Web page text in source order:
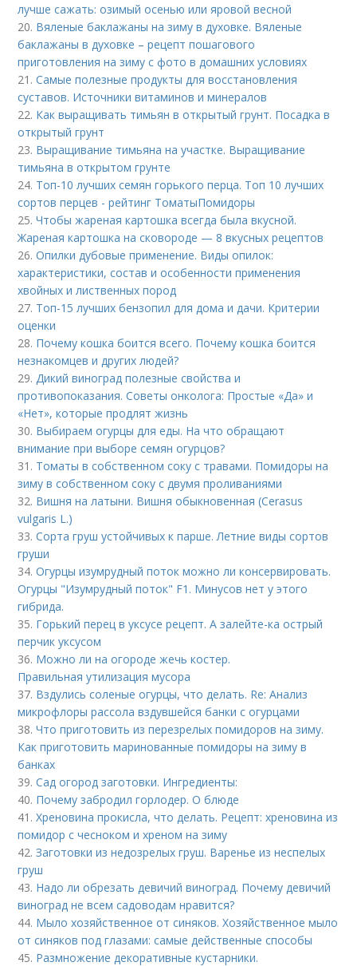
лучше сажать: озимый осенью или яровой весной
20. Вяленые баклажаны на зиму в духовке. Вяленые
баклажаны в духовке – рецепт пошагового
приготовления на зиму с фото в домашних условиях
21.Самые полезные продукты для восстановления
суставов. Источники витаминов и минералов
22. Как выращивать тимьян в открытый грунт. Посадка в
открытый грунт
23. Выращивание тимьяна на участке. Выращивание
тимьяна в открытом грунте
24. Топ-10 лучших семян горького перца. Топ 10 лучших
сортов перцев - рейтинг ТоматыПомидоры
25.Чтобы жареная картошка всегда была вкусной.
Жареная картошка на сковороде — 8 вкусных рецептов
26.Опилки дубовые применение. Виды опилок:
характеристики, состав и особенности применения
хвойных и лиственных пород
27. Топ-15 лучших бензопил для дома и дачи. Критерии
оценки
28. Почему кошка боится всего. Почему кошка боится
незнакомцев и других людей?
29.Дикий виноград полезные свойства и
противопоказания. Советы онколога: Простые «Да» и
«Нет», которые продлят жизнь
30. Выбираем огурцы для еды. На что обращают
внимание при выборе семян огурцов?
31. Томаты в собственном соку с травами. Помидоры на
зиму в собственном соку с двумя проливаниями
32. Вишня на латыни. Вишня обыкновенная (Cerasus
vulgaris L.)
33.Сорта груш устойчивых к парше. Летние виды сортов
груши
34.Огурцы изумрудный поток можно ли консервировать.
Огурцы "Изумрудный поток" F1. Минусов нет у этого
гибрида.
35. Горький перец в уксусе рецепт. А залейте-ка острый
перчик уксусом
36. Можно ли на огороде жечь костер.
Правильная утилизация мусора
37. Вздулись соленые огурцы, что делать. Re: Анализ
микрофлоры рассола вздувшейся банки с огурцами
38.Что приготовить из перезрелых помидоров на зиму.
Как приготовить маринованные помидоры на зиму в
банках
39.Сад огород заготовки. Ингредиенты:
40. Почему забродил горлодер. О блюде
41.Хреновина прокисла, что делать. Рецепт: хреновина из
помидор с чесноком и хреном на зиму
42.Заготовки из недозрелых груш. Варенье из неспелых
груш
43. Надо ли обрезать девичий виноград. Почему девичий
виноград не всем садоводам нравится?
44. Мыло хозяйственное от синяков. Хозяйственное мыло
от синяков под глазами: самые действенные способы
45. Размножение декоративные кустарники.